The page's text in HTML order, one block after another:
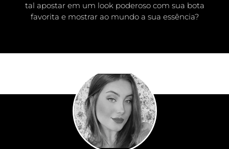
tal apostar em um look poderoso com sua bota
favorita e mostrar ao mundo a sua essência?